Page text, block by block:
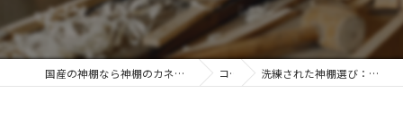
国産の神棚なら神棚のカネタ ～日々のしあわせを感じる物を～ コラム 洗練された神棚選び：心を豊かにする高級神棚の魅力